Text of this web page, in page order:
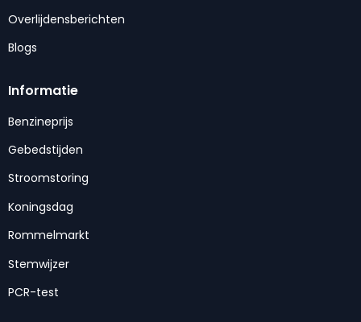
Overlijdensberichten
Blogs
Informatie
Benzineprijs
Gebedstijden
Stroomstoring
Koningsdag
Rommelmarkt
Stemwijzer
PCR-test